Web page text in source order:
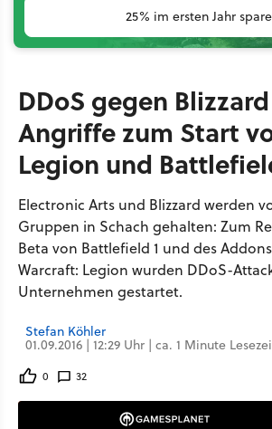
25% im ersten Jahr
DDoS gegen
Angriffe zum Start
Legion und
Electronic Arts und Blizzard werden
Gruppen in Schach gehalten: Zum
Beta von Battlefield 1 und des
Warcraft: Legion wurden DDoS-
Unternehmen gestartet.
Stefan Köhler
01.09.2016 | 12:29 Uhr | ca. 1 Minute
0 32